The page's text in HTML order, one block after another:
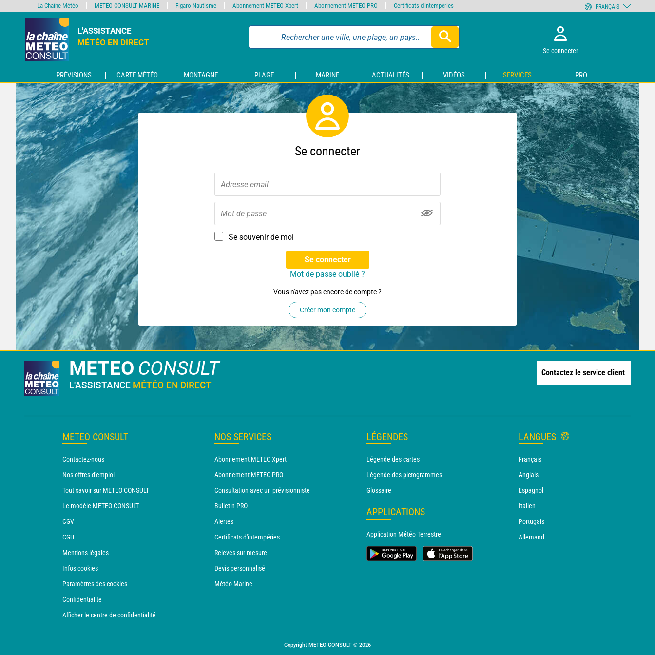
L'ASSISTANCE
MÉTÉO EN DIRECT
Se connecter
PRÉVISIONS CARTE MÉTÉO MONTAGNE PLAGE MARINE ACTUALITÉS VIDÉOS SERVICES PRO
Se connecter
Se souvenir de moi
Se connecter
Mot de passe oublié ?
Vous n'avez pas encore de compte ?
Créer mon compte
METEO CONSULT
L'ASSISTANCE MÉTÉO EN DIRECT
Contactez le service client
METEO CONSULT
Contactez-nous
Nos offres d'emploi
Tout savoir sur METEO CONSULT
Le modèle METEO CONSULT
CGV
CGU
Mentions légales
Infos cookies
Paramètres des cookies
Confidentialité
Afficher le centre de confidentialité
NOS SERVICES
Abonnement METEO Xpert
Abonnement METEO PRO
Consultation avec un prévisionniste
Bulletin PRO
Alertes
Certificats d'intempéries
Relevés sur mesure
Devis personnalisé
Météo Marine
LÉGENDES
Légende des cartes
Légende des pictogrammes
Glossaire
APPLICATIONS
Application Météo Terrestre
LANGUES
Français
Anglais
Espagnol
Italien
Portugais
Allemand
Copyright METEO CONSULT © 2026
La Chaîne Météo METEO CONSULT MARINE Figaro Nautisme Abonnement METEO Xpert Abonnement METEO PRO Certificats d'intempéries FRANÇAIS